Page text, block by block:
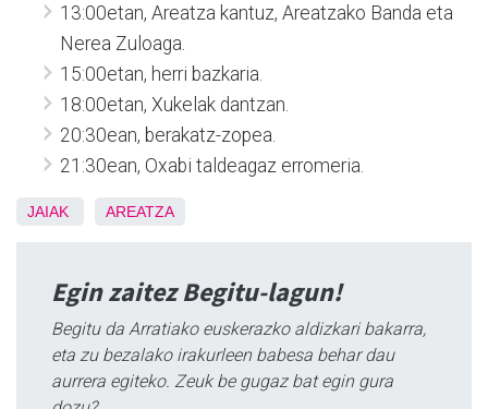
13:00etan, Areatza kantuz, Areatzako Banda eta
Nerea Zuloaga.
15:00etan, herri bazkaria.
18:00etan, Xukelak dantzan.
20:30ean, berakatz-zopea.
21:30ean, Oxabi taldeagaz erromeria.
JAIAK AREATZA
Egin zaitez Begitu-lagun!
Begitu da Arratiako euskerazko aldizkari bakarra,
eta zu bezalako irakurleen babesa behar dau
aurrera egiteko. Zeuk be gugaz bat egin gura